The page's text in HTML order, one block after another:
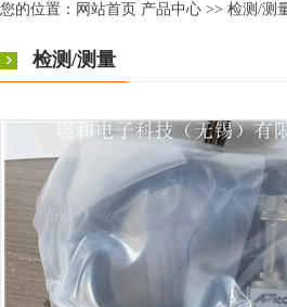
您的位置： 网站首页 产品中心 >> 检测/测
检测/测量